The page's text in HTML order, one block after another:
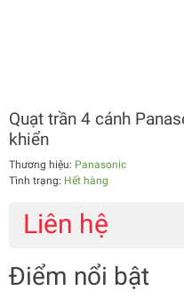
Quạt trần 4 cánh
khiển
Thương hiệu: Panasonic
Tình trạng: Hết hàng
Liên hệ
Điểm nổi bật